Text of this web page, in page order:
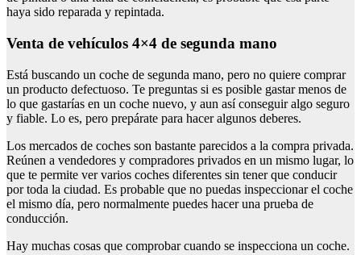
haya sido reparada y repintada.
venta de vehículos 4×4 de segunda mano
Está buscando un coche de segunda mano, pero no quiere comprar
un producto defectuoso. Te preguntas si es posible gastar menos de
lo que gastarías en un coche nuevo, y aun así conseguir algo seguro
y fiable. Lo es, pero prepárate para hacer algunos deberes.
Los mercados de coches son bastante parecidos a la compra privada.
Reúnen a vendedores y compradores privados en un mismo lugar, lo
que te permite ver varios coches diferentes sin tener que conducir
por toda la ciudad. Es probable que no puedas inspeccionar el coche
el mismo día, pero normalmente puedes hacer una prueba de
conducción.
Hay muchas cosas que comprobar cuando se inspecciona un coche.